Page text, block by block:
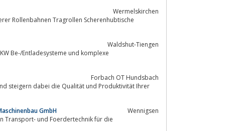
Wermelskirchen
Rollenbahnen Tragrollen Scherenhubtische
Waldshut-Tiengen
Forbach OT Hundsbach
steigern dabei die Qualität und Produktivität Ihrer
GmbH
Wennigsen
Transport- und Foerdertechnik für die